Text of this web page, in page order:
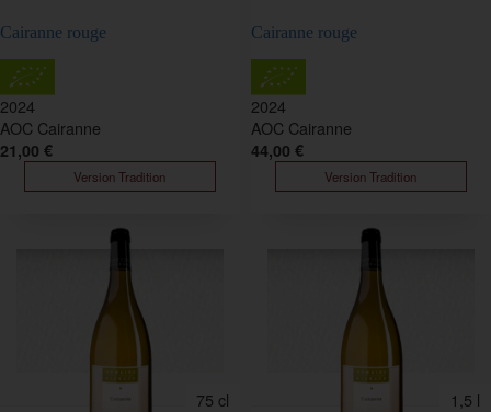
Cairanne rouge
2024
AOC Cairanne
21,00 €
Version Tradition
Cairanne rouge
2024
AOC Cairanne
44,00 €
Version Tradition
75 cl 1,5 l